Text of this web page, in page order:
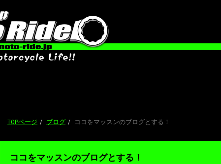
TOPページ ブログ ココをマッスンのブログとする！
ココをマッスンのブログとする！